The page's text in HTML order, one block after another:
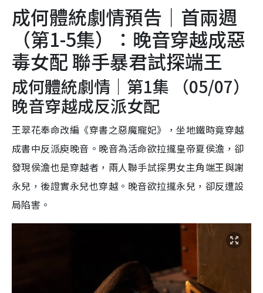
成何體統劇情預告｜首兩週
（第1-5集）：晚音穿越成惡
毒女配 聯手暴君試探端王
成何體統劇情｜第1集 （05/07）
晚音穿越成反派女配
王翠花奉命改編《穿書之惡魔寵妃》，坐地鐵時竟穿越
成書中反派庾晚音。晚音為活命欲拉攏皇帝夏侯澹，卻
發現侯澹也是穿越者，兩人聯手試探男女主角端王與謝
永兒，後證實永兒也穿越。晚音欲拉攏永兒，卻反遭設
局陷害。